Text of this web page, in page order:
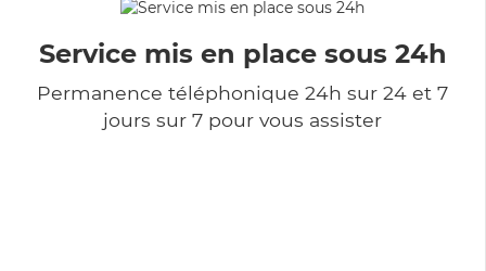
Service mis en place sous 24h
Permanence téléphonique 24h sur 24 et 7
jours sur 7 pour vous assister